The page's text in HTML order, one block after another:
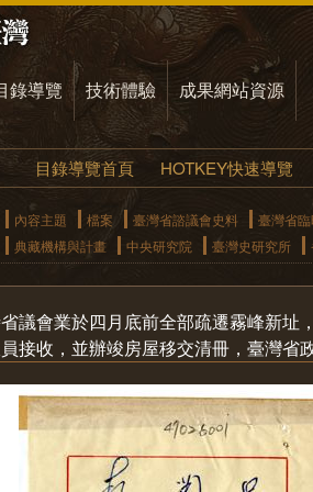
錄導覽 技術體驗 成果網站資源
目錄導覽首頁 HOTKEY快速導覽
內容主題 檔案 臺灣省諮議會史料
臺灣省
典藏機構與計畫 中央研究院 臺灣史研究所
議會業於四月底前全部疏遷霧峰新
接收，並辦竣房屋移交清冊，臺灣省